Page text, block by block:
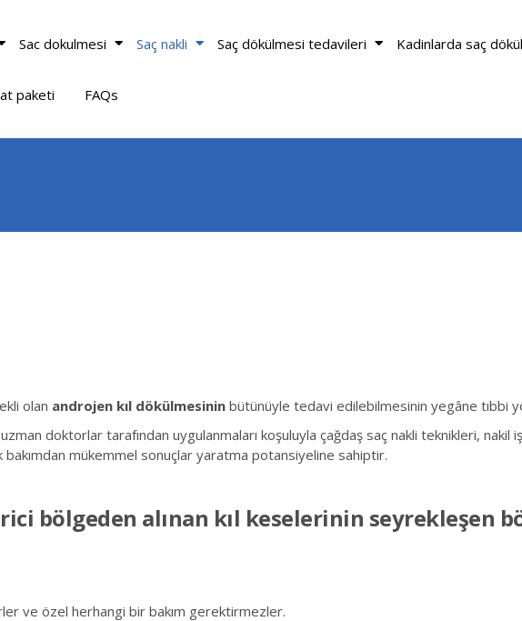
Sac dokulmesi Saç nakli Saç dökülmesi tedavileri Kadinlarda saç
paketi FAQs
olan androjen kıl dökülmesinin bütünüyle tedavi edilebilmesinin yegâne tıbbi
doktorlar tarafından uygulanmaları koşuluyla çağdaş saç nakli teknikleri, nakil
mükemmel sonuçlar yaratma potansiyeline sahiptir.
bölgeden alınan kıl keselerinin seyrekleşen
ve özel herhangi bir bakım gerektirmezler.